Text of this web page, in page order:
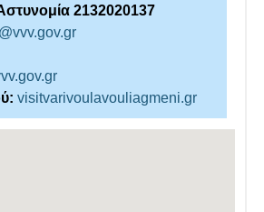
2132020137
visitvarivoulavouliagmeni.gr